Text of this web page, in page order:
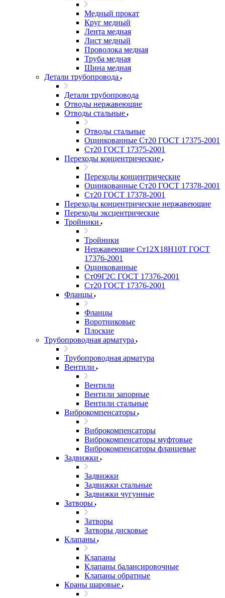
Медный прокат
Круг медный
Лента медная
Лист медный
Проволока медная
Труба медная
Шина медная
Детали трубопровода
Детали трубопровода
Отводы нержавеющие
Отводы стальные
Отводы стальные
Оцинкованные Ст20 ГОСТ 17375-2001
Ст20 ГОСТ 17375-2001
Переходы концентрические
Переходы концентрические
Оцинкованные Ст20 ГОСТ 17378-2001
Ст20 ГОСТ 17378-2001
Переходы концентрические нержавеющие
Переходы эксцентрические
Тройники
Тройники
Нержавеющие Ст12Х18Н10Т ГОСТ
17376-2001
Оцинкованные
Ст09Г2С ГОСТ 17376-2001
Ст20 ГОСТ 17376-2001
Фланцы
Фланцы
Воротниковые
Плоские
Трубопроводная арматура
Трубопроводная арматура
Вентили
Вентили
Вентили запорные
Вентили стальные
Виброкомпенсаторы
Виброкомпенсаторы
Виброкомпенсаторы муфтовые
Виброкомпенсаторы фланцевые
Задвижки
Задвижки
Задвижки стальные
Задвижки чугунные
Затворы
Затворы
Затворы дисковые
Клапаны
Клапаны
Клапаны балансировочные
Клапаны обратные
Краны шаровые